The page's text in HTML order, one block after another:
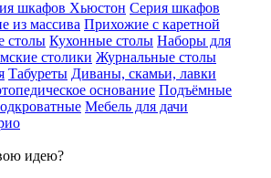
шкафов Хьюстон Серия шкафов
из массива Прихожие с каретной
столы Кухонные столы Наборы для
столики Журнальные столы
Табуреты Диваны, скамьи, лавки
основание Подъёмные
Мебель для дачи